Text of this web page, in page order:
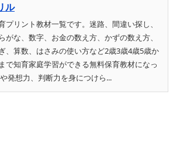
ル
プリント教材一覧です。迷路、間違い探し、
がな、数字、お金の数え方、かずの数え方、
、算数、はさみの使い方など2歳3歳4歳5歳か
で知育家庭学習ができる無料保育教材になっ
発想力、判断力を身につけら...